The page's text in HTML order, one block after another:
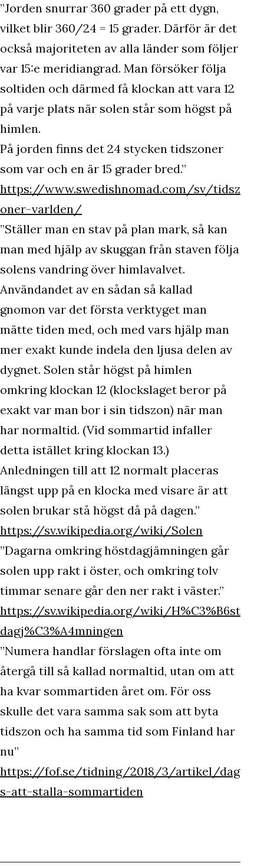
”Jorden snurrar 360 grader på ett dygn,
vilket blir 360/24 = 15 grader. Därför är det
också majoriteten av alla länder som följer
var 15:e meridiangrad. Man försöker följa
soltiden och därmed få klockan att vara 12
på varje plats när solen står som högst på
himlen.
På jorden finns det 24 stycken tidszoner
som var och en är 15 grader bred.”
https://www.swedishnomad.com/sv/tidsz
oner-varlden/
”Ställer man en stav på plan mark, så kan
man med hjälp av skuggan från staven följa
solens vandring över himlavalvet.
Användandet av en sådan så kallad
gnomon var det första verktyget man
mätte tiden med, och med vars hjälp man
mer exakt kunde indela den ljusa delen av
dygnet. Solen står högst på himlen
omkring klockan 12 (klockslaget beror på
exakt var man bor i sin tidszon) när man
har normaltid. (Vid sommartid infaller
detta istället kring klockan 13.)
Anledningen till att 12 normalt placeras
längst upp på en klocka med visare är att
solen brukar stå högst då på dagen.”
https://sv.wikipedia.org/wiki/Solen
”Dagarna omkring höstdagjämningen går
solen upp rakt i öster, och omkring tolv
timmar senare går den ner rakt i väster.”
https://sv.wikipedia.org/wiki/H%C3%B6st
dagj%C3%A4mningen
”Numera handlar förslagen ofta inte om
återgå till så kallad normaltid, utan om att
ha kvar sommartiden året om. För oss
skulle det vara samma sak som att byta
tidszon och ha samma tid som Finland har
nu”
https://fof.se/tidning/2018/3/artikel/dag
s-att-stalla-sommartiden